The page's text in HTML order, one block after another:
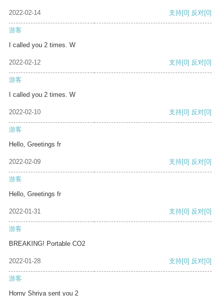
2022-02-14 支持[0] 反对[0]
游客
I called you 2 times. W
2022-02-12 支持[0] 反对[0]
游客
I called you 2 times. W
2022-02-10 支持[0] 反对[0]
游客
Hello, Greetings fr
2022-02-09 支持[0] 反对[0]
游客
Hello, Greetings fr
2022-01-31 支持[0] 反对[0]
游客
BREAKING! Portable CO2
2022-01-28 支持[0] 反对[0]
游客
Horny Shriya sent you 2